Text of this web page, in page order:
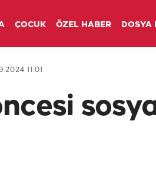
ÇOCUK ÖZEL HABER DOSYA
11:01